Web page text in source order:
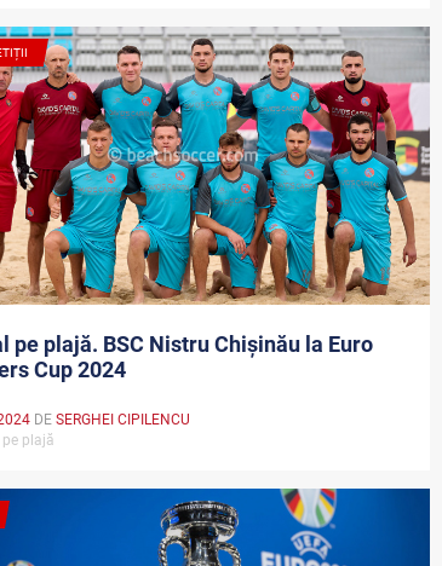
pe plajă. BSC Nistru Chișinău la Euro
Cup 2024
DE SERGHEI CIPILENCU
plajă